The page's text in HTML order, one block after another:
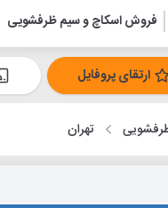
فروش اسکاچ و سیم ظرفشویی
ارتقای پروفایل
تهران